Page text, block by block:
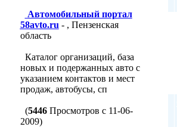
Автомобильный портал
58avto.ru - , Пензенская
область
Каталог организаций, база
новых и подержанных авто с
указанием контактов и мест
продаж, автобусы, сп
(5446Просмотров с 11-06-
2009)